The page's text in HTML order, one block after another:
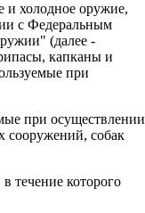
и холодное оружие,
с Федеральным
(далее -
капканы и
при
при осуществлении
сооружений, собак
течение которого